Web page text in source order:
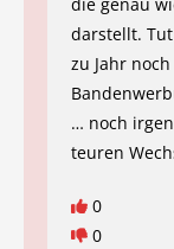
darstellt.
zu Jahr
… noch
teuren
0
0